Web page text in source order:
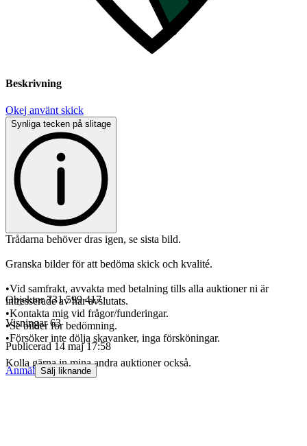
Beskrivning
Okej använt skick
Synliga tecken på slitage
Trådarna behöver dras igen, se sista bild.
Granska bilder för att bedöma skick och kvalité.
•Vid samfrakt, avvakta med betalning tills alla auktioner ni är
intresserade av har avslutats.
•Kontakta mig vid frågor/funderingar.
•Se bilder för bedömning.
•Försöker inte dölja skavanker, inga försköningar.
Kolla gärna in mina andra auktioner också.
Objektnr 731 599 417
Visningar 63
Publicerad 14 maj 17:58
Anmäl Sälj liknande